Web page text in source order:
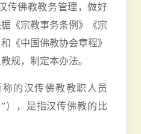
佛教教务管理，做好
《宗教事务条例》《宗
《中国佛教协会章程》
规，制定本办法。
的汉传佛教教职人员
），是指汉传佛教的比